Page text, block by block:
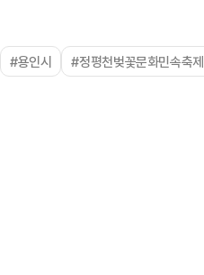
#용인시 #정평천벚꽃문화민속축제